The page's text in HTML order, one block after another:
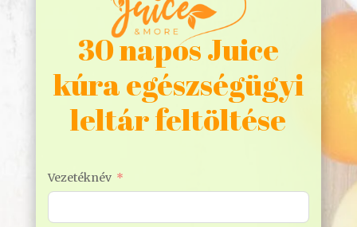
30 napos Juice
kúra egészségügyi
leltár feltöltése
Vezetéknév